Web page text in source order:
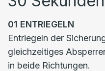
01 ENTRIEGELN
Entriegeln der
gleichzeitiges
in beide Richtungen.